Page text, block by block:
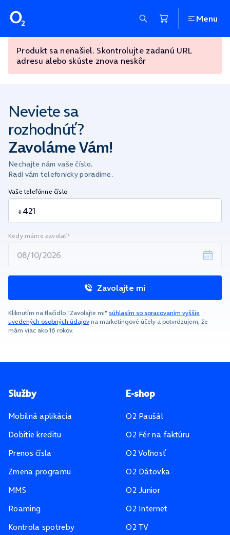
Menu
Produkt sa nenašiel. Skontrolujte zadanú URL
adresu alebo skúste znova neskôr
Neviete sa
rozhodnúť?
Zavoláme Vám!
Nechajte nám vaše číslo.
Radi vám telefonicky poradíme.
Vaše telefónne číslo
Kedy máme zavolať?
Zavolajte mi
Kliknutím na tlačidlo "Zavolajte mi" súhlasím so spracovaním vyššie
uvedených osobných údajovna marketingové účely a potvrdzujem, že
mám viac ako 16 rokov.
Pätička stránky
Služby
Mobilná aplikácia
Dobitie kreditu
Prenos čísla
Zmena programu
MMS
Roaming
Kontrola spotreby
E-shop
O2 Paušál
O2 Fér na faktúru
O2 Voľnosť
O2 Dátovka
O2 Junior
O2 Internet
O2 TV